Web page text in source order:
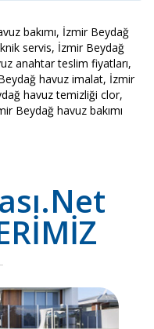
bakımı, İzmir Beydağ
servis, İzmir Beydağ
anahtar teslim fiyatları,
havuz imalat, İzmir
havuz temizliği clor,
Beydağ havuz bakımı